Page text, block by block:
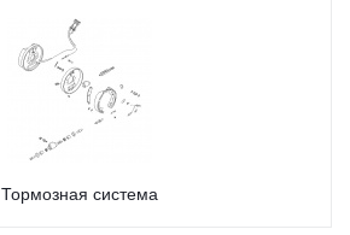
Тормозная система